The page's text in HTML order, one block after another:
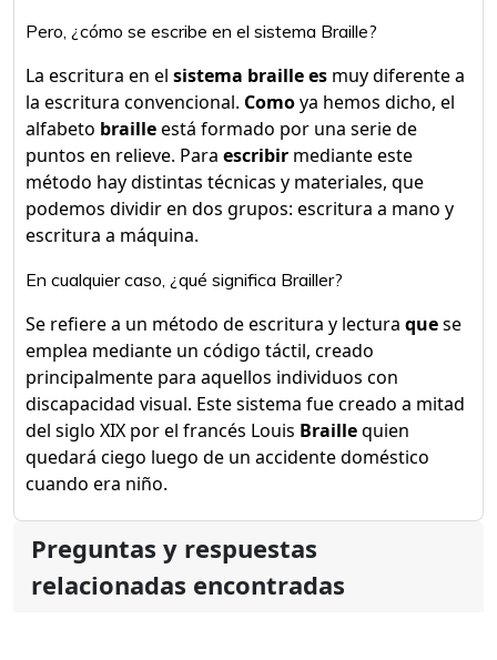
Pero, ¿cómo se escribe en el sistema Braille?
La escritura en el sistema braille es muy diferente a
la escritura convencional. Comoya hemos dicho, el
alfabeto brailleestá formado por una serie de
puntos en relieve. Para escribir mediante este
método hay distintas técnicas y materiales, que
podemos dividir en dos grupos: escritura a mano y
escritura a máquina.
En cualquier caso, ¿qué significa Brailler?
Se refiere a un método de escritura y lectura quese
emplea mediante un código táctil, creado
principalmente para aquellos individuos con
discapacidad visual. Este sistema fue creado a mitad
del siglo XIX por el francés Louis Braillequien
quedará ciego luego de un accidente doméstico
cuando era niño.
Preguntas y respuestas
relacionadas encontradas